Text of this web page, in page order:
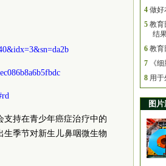
支持在青少年癌症治疗中的
生季节对新生儿鼻咽微生物
4 做好
5 教育
结
6 教育
7
《
8 用
图片